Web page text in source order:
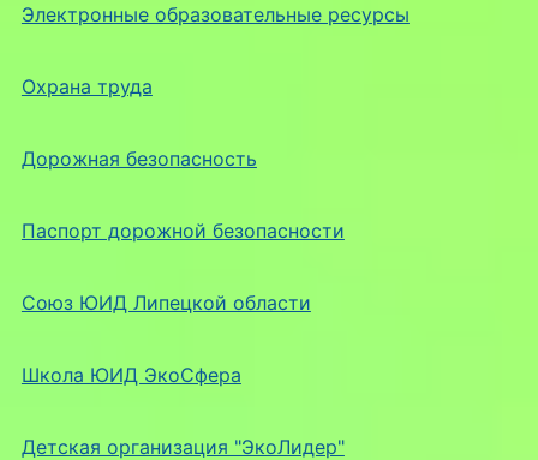
Электронные образовательные ресурсы
Охрана труда
Дорожная безопасность
Паспорт дорожной безопасности
Союз ЮИД Липецкой области
Школа ЮИД ЭкоСфера
Детская организация "ЭкоЛидер"